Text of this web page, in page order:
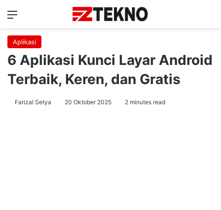
Menu
Aplikasi
6 Aplikasi Kunci Layar Android
Terbaik, Keren, dan Gratis
Farizal Setya 20 Oktober 2025 2 minutes read